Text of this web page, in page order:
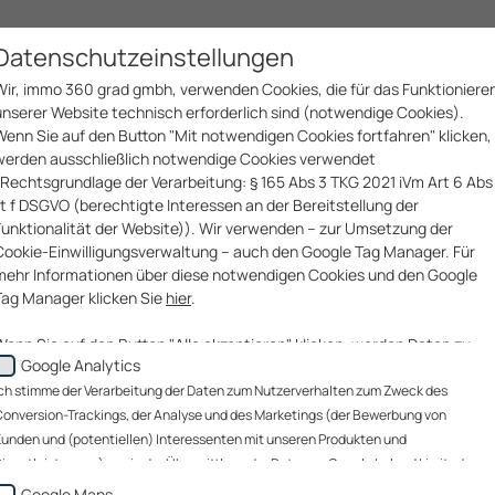
Bau­services
§5 E-Commerce Gesetz, §14 Unter­nehmensgesetzbuch
Offenlegungspflicht lt. §25 Mediengesetz
ist ein Online-Angebot der Firma immo 360 grad gmbh
und allfälliger Subdomains werden umfangreiche
und Service­leistungen unseres
immo 360 grad gmbh, verwenden Cookies, die für das
Website technisch erforderlich sind (notwendige Cookies).
Sie auf den Button "Mit notwendigen Cookies fortfahren" klicken,
ausschließlich notwendige Cookies verwendet
der Verarbeitung: § 165 Abs 3 TKG 2021 iVm Art 6 Abs
f DSGVO (berechtigte Interessen an der Bereitstellung der
der Website)). Wir verwenden – zur Umsetzung der
Einwilligungsverwaltung – auch den Google Tag Manager. Für
Informationen über diese notwendigen Cookies und den Google
Manager klicken Sie hier.
Sie auf den Button "Alle akzeptieren" klicken, werden Daten zu
Nutzerverhalten zum Zweck des Conversion-Trackings (über
Website gelangen unsere Website-Besucher zu uns?), der
unserer Website-Besucher und des Website-
sowie des Marketings (Bewerbung von Kunden
Interessenten mit unseren Produkten und
Cookies“) sowie, wenn Sie sich auf einer
Google Analytics
stimme der Verarbeitung der Daten zum Nutzerverhalten zum Zweck des
Trackings, der Analyse und des Marketings (der Bewerbung von
und (potentiellen) Interessenten mit unseren Produkten und
sowie der Übermittlung der Daten an Google Ireland Limited, an
LLC (USA) sowie an immo 360 grad gmbh zu diesen Zwecken zu. Die